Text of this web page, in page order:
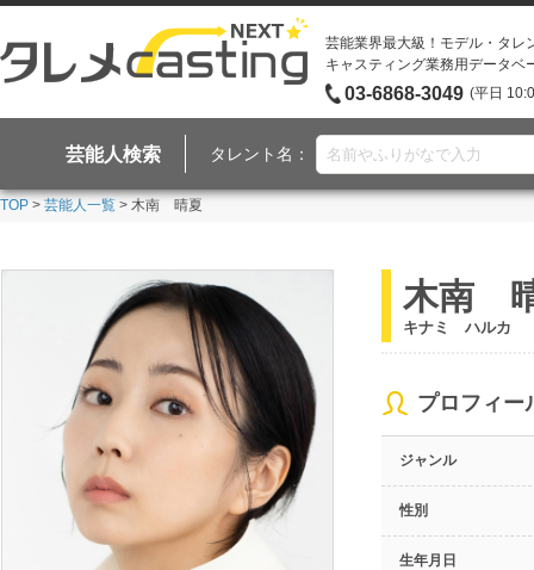
芸能業界最大級！モデル・タレ
キャスティング業務用データベ
03-6868-3049 (平日
芸能人検索 タレント名：
TOP > 芸能人一覧 > 木南 晴夏
木南
キナミ ハルカ
プロフィー
ジャンル
性別
生年月日